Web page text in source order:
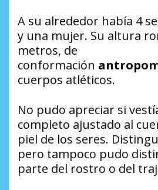
A su alrededor había 4
y una mujer. Su altura
metros, de
conformación
cuerpos atléticos.
No pudo apreciar si
completo ajustado al
piel de los seres.
pero tampoco pudo
parte del rostro o del